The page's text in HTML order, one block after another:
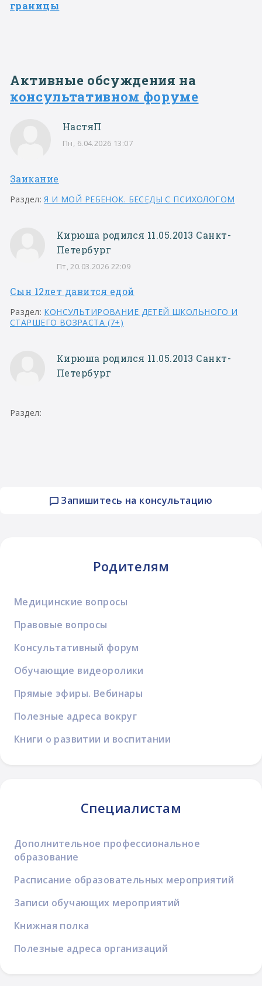
Запишитесь на консультацию
Родителям
Медицинские вопросы
Правовые вопросы
Консультативный форум
Обучающие видеоролики
Прямые эфиры. Вебинары
Полезные адреса вокруг
Книги о развитии и воспитании
Специалистам
Дополнительное профессиональное
образование
Расписание образовательных мероприятий
Записи обучающих мероприятий
Книжная полка
Полезные адреса организаций
границы
Активные обсуждения на
консультативном форуме
НастяП
Пн, 6.04.2026 13:07
Заикание
Раздел:Я И МОЙ РЕБЕНОК. БЕСЕДЫ С ПСИХОЛОГОМ
Кирюша родился 11.05.2013 Санкт-
Петербург
Пт, 20.03.2026 22:09
Сын 12лет давится едой
Раздел: КОНСУЛЬТИРОВАНИЕ ДЕТЕЙ ШКОЛЬНОГО И
СТАРШЕГО ВОЗРАСТА (7+)
Кирюша родился 11.05.2013 Санкт-
Петербург
Раздел: